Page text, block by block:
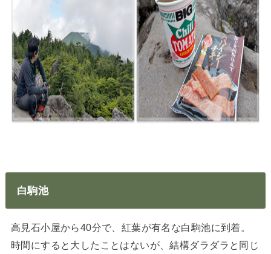
白駒池
高見石小屋から40分で、紅葉が有名な白駒池に到着。
時間にすると大したことはないが、結構ダラダラと同じ